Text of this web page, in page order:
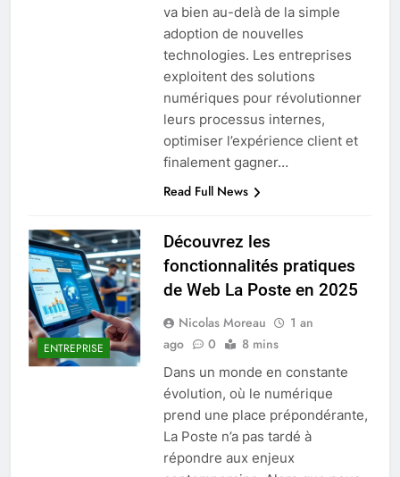
va bien au-delà de la simple
adoption de nouvelles
technologies. Les entreprises
exploitent des solutions
numériques pour révolutionner
leurs processus internes,
optimiser l’expérience client et
finalement gagner…
Read Full News
ENTREPRISE
Découvrez les
fonctionnalités pratiques
de Web La Poste en 2025
Nicolas Moreau
1 an
ago
0 8 mins
Dans un monde en constante
évolution, où le numérique
prend une place prépondérante,
La Poste n’a pas tardé à
répondre aux enjeux